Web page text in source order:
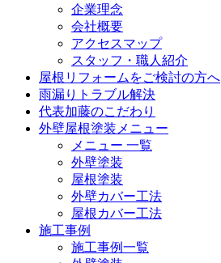
企業理念
会社概要
アクセスマップ
スタッフ・職人紹介
屋根リフォームをご検討の方へ
雨漏りトラブル解決
代表加藤のこだわり
外壁屋根塗装メニュー
メニュー 一覧
外壁塗装
屋根塗装
外壁カバー工法
屋根カバー工法
施工事例
施工事例一覧